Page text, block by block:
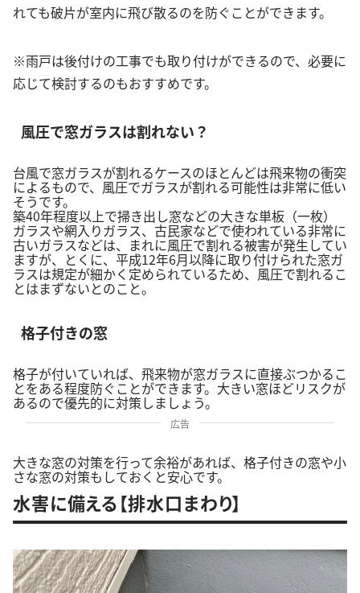
れても破片が室内に飛び散るのを防ぐことができます。
※雨戸は後付けの工事でも取り付けができるので、必要に
応じて検討するのもおすすめです。
風圧で窓ガラスは割れない？
台風で窓ガラスが割れるケースのほとんどは飛来物の衝突
によるもので、風圧でガラスが割れる可能性は非常に低い
そうです。
築40年程度以上で掃き出し窓などの大きな単板（一枚）
ガラスや網入りガラス、古民家などで使われている非常に
古いガラスなどは、まれに風圧で割れる被害が発生してい
ますが、とくに、平成12年6月以降に取り付けられた窓ガ
ラスは規定が細かく定められているため、風圧で割れるこ
とはまずないとのこと。
格子付きの窓
格子が付いていれば、飛来物が窓ガラスに直接ぶつかるこ
とをある程度防ぐことができます。大きい窓ほどリスクが
あるので優先的に対策しましょう。
広告
大きな窓の対策を行って余裕があれば、格子付きの窓や小
さな窓の対策もしておくと安心です。
水害に備える【排水口まわり】